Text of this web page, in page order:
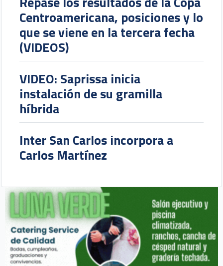
Centroamericana, posiciones y lo
que se viene en la tercera fecha
(VIDEOS)
VIDEO: Saprissa inicia
instalación de su gramilla
híbrida
Inter San Carlos incorpora a
Carlos Martínez